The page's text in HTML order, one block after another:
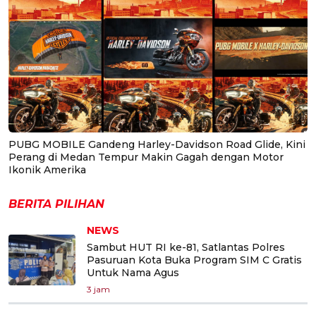
PUBG MOBILE Gandeng Harley-Davidson Road Glide, Kini
Perang di Medan Tempur Makin Gagah dengan Motor
Ikonik Amerika
BERITA PILIHAN
NEWS
Sambut HUT RI ke-81, Satlantas Polres
Pasuruan Kota Buka Program SIM C Gratis
Untuk Nama Agus
3 jam